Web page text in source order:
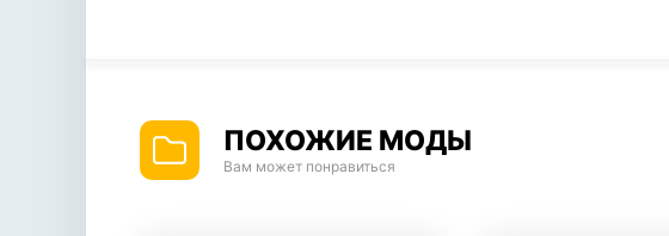
ПОХОЖИЕ МОДЫ
Вам может понравиться